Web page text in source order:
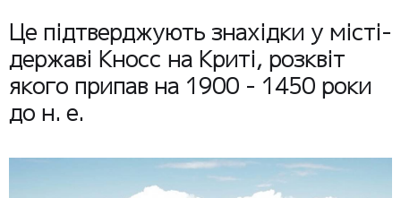
Це підтверджують знахідки у місті-
державі Кносс на Криті, розквіт
якого припав на 1900 - 1450 роки
до н. е.